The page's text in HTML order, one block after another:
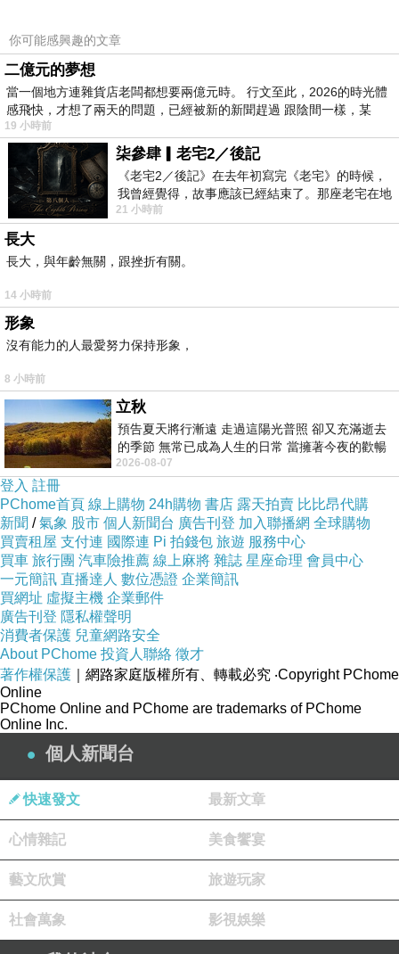
你可能感興趣的文章
二億元的夢想
當一個地方連雜貨店老闆都想要兩億元時。 行文至此，2026的時光體
感飛快，才想了兩天的問題，已經被新的新聞趕過 跟陰間一樣，某
19 小時前
柒參肆▎老宅2／後記
《老宅2／後記》在去年初寫完《老宅》的時候，
我曾經覺得，故事應該已經結束了。那座老宅在地
震中倒塌，七個人終於離開那片黑暗，
21 小時前
長大
長大，與年齡無關，跟挫折有關。
14 小時前
形象
沒有能力的人最愛努力保持形象，
8 小時前
立秋
預告夏天將行漸遠 走過這陽光普照 卻又充滿逝去
的季節 無常已成為人生的日常 當擁著今夜的歡暢
舒心 轉眼驟成昨日 而明晨 太陽
2026-08-07
登入 註冊
PChome首頁 線上購物 24h購物 書店 露天拍賣 比比昂代購
新聞 /氣象 股市 個人新聞台 廣告刊登 加入聯播網 全球購物
買賣租屋 支付連 國際連 Pi 拍錢包 旅遊 服務中心
買車 旅行團 汽車險推薦 線上麻將 雜誌 星座命理 會員中心
一元簡訊 直播達人 數位憑證 企業簡訊
買網址 虛擬主機 企業郵件
廣告刊登 隱私權聲明
消費者保護 兒童網路安全
About PChome 投資人聯絡 徵才
著作權保護 ｜網路家庭版權所有、轉載必究 ‧Copyright PChome
Online
PChome Online and PChome are trademarks of PChome
Online Inc.
個人新聞台
快速發文 最新文章
心情雜記 美食饗宴
藝文欣賞 旅遊玩家
社會萬象 影視娛樂